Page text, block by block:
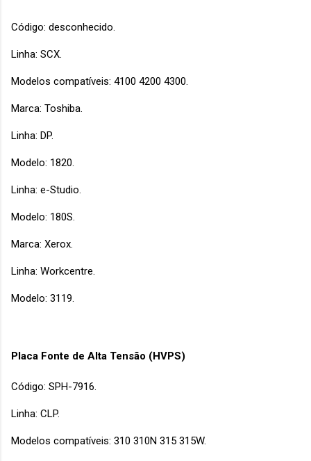
Código: desconhecido.
Linha: SCX.
Modelos compatíveis: 4100 4200 4300.
Marca: Toshiba.
Linha: DP.
Modelo: 1820.
Linha: e-Studio.
Modelo: 180S.
Marca: Xerox.
Linha: Workcentre.
Modelo: 3119.
Placa Fonte de Alta Tensão (HVPS)
Código: SPH-7916.
Linha: CLP.
Modelos compatíveis: 310 310N 315 315W.